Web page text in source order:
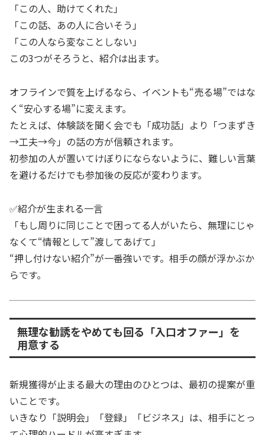
「この人、助けてくれた」
「この話、あの人に合いそう」
「この人なら変なことしない」
この3つがそろうと、紹介は出ます。
オフラインで質を上げるなら、イベントも“売る場”ではな
く“安心する場”に変えます。
たとえば、体験談を聞く会でも「成功話」より「つまずき
→工夫→今」の話の方が信頼されます。
初参加の人が置いてけぼりにならないように、難しい言葉
を避けるだけでも参加後の反応が変わります。
✅紹介が生まれる一言
「もし周りに同じことで困ってる人がいたら、無理にじゃ
なくて“情報として”渡してあげて」
“押し付けない紹介”が一番強いです。相手の顔が浮かぶか
らです。
無理な勧誘をやめても回る「入口オファー」を
用意する
新規獲得が止まる最大の理由のひとつは、最初の提案が重
いことです。
いきなり「説明会」「登録」「ビジネス」は、相手にとっ